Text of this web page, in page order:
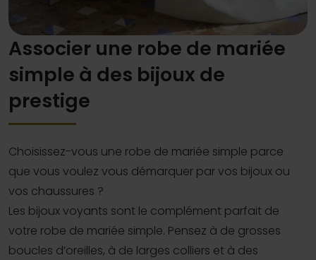
Associer une robe de mariée
simple à des bijoux de
prestige
Choisissez-vous une robe de mariée simple parce
que vous voulez vous démarquer par vos bijoux ou
vos chaussures ?
Les bijoux voyants sont le complément parfait de
votre robe de mariée simple. Pensez à de grosses
boucles d’oreilles, à de larges colliers et à des